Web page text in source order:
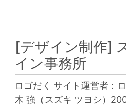
[デザイン制作]
イン事務所
ロゴだく サイト運営者：
木 強（スズキ ツヨシ）